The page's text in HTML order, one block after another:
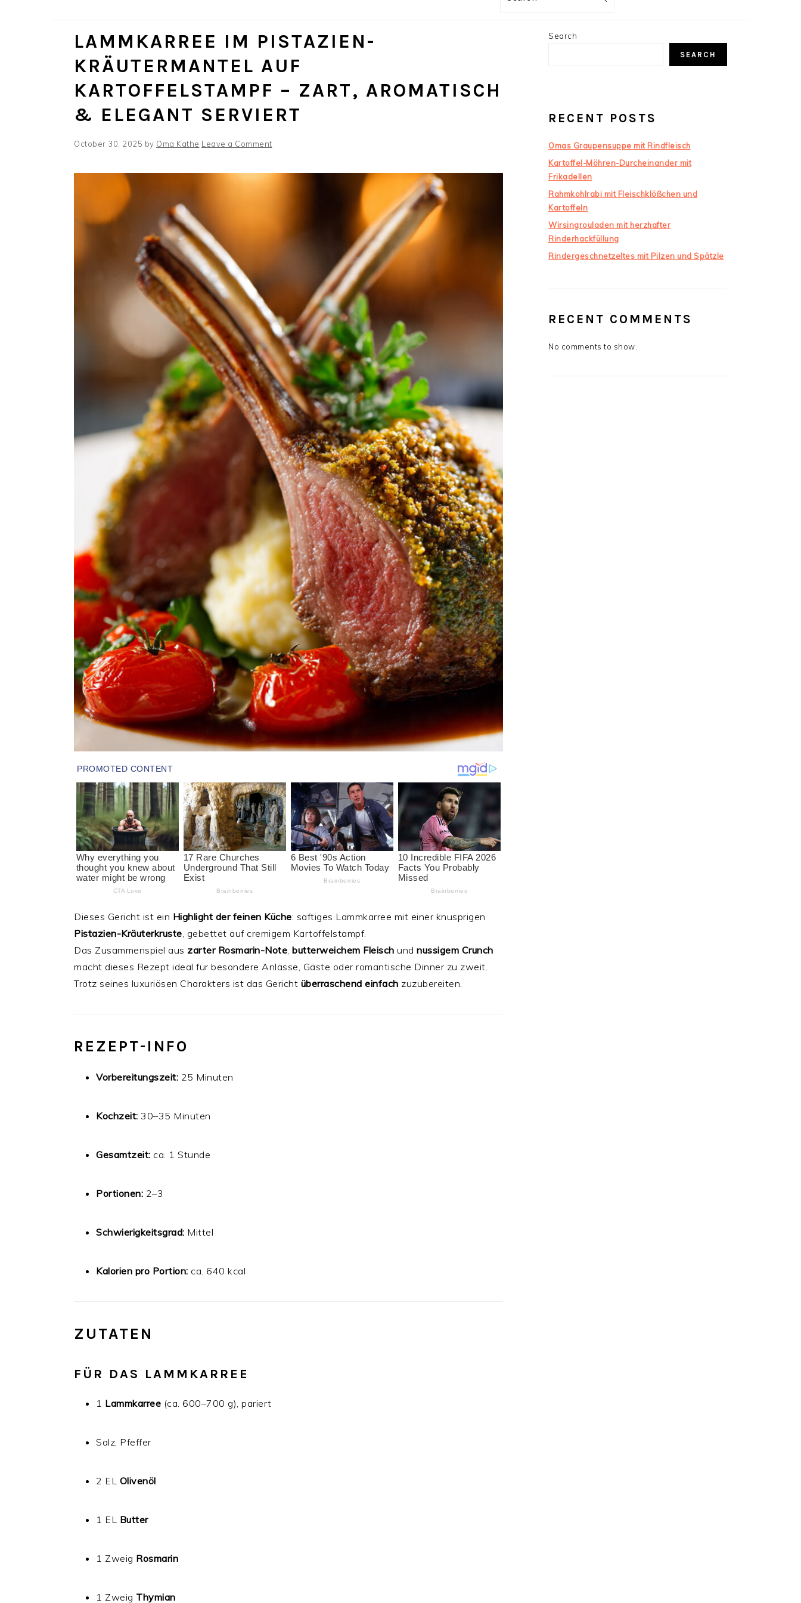
LAMMKARREE IM PISTAZIEN-
KRÄUTERMANTEL AUF
KARTOFFELSTAMPF – ZART, AROMATISCH
& ELEGANT SERVIERT
October 30, 2025 by Oma Kathe Leave a Comment
Dieses Gericht ist ein Highlight der feinen Küche: saftiges Lammkarree mit einer knusprigen
Pistazien-Kräuterkruste, gebettet auf cremigem Kartoffelstampf.
Das Zusammenspiel aus zarter Rosmarin-Note, butterweichem Fleisch und nussigem Crunch
macht dieses Rezept ideal für besondere Anlässe, Gäste oder romantische Dinner zu zweit.
Trotz seines luxuriösen Charakters ist das Gericht überraschend einfach zuzubereiten.
REZEPT-INFO
Vorbereitungszeit: 25 Minuten
Kochzeit: 30–35 Minuten
Gesamtzeit: ca. 1 Stunde
Portionen: 2–3
Schwierigkeitsgrad: Mittel
Kalorien pro Portion: ca. 640 kcal
ZUTATEN
FÜR DAS LAMMKARREE
1 Lammkarree (ca. 600–700 g), pariert
Salz, Pfeffer
2 EL Olivenöl
1 EL Butter
1 Zweig Rosmarin
1 Zweig Thymian
PRIMARY
Search
SEARCH
RECENT POSTS
Omas Graupensuppe mit Rindfleisch
Kartoffel-Möhren-Durcheinander mit
Frikadellen
Rahmkohlrabi mit Fleischklößchen und
Kartoffeln
Wirsingrouladen mit herzhafter
Rinderhackfüllung
Rindergeschnetzeltes mit Pilzen und Spätzle
RECENT COMMENTS
No comments to show.